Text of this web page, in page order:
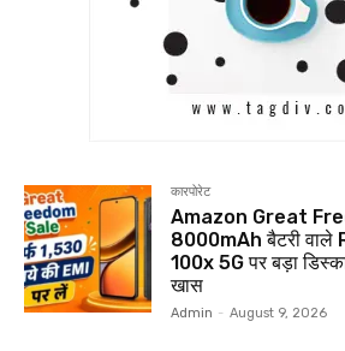
कारपोरेट
Amazon Great
8000mAh बैटरी वाले
100x 5G पर बड़ा
खास
Admin - August 9, 2026